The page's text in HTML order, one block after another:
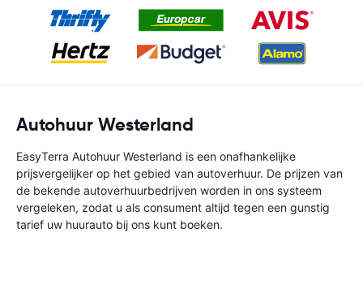
Autohuur Westerland
EasyTerra Autohuur Westerland is een onafhankelijke
prijsvergelijker op het gebied van autoverhuur. De prijzen van
de bekende autoverhuurbedrijven worden in ons systeem
vergeleken, zodat u als consument altijd tegen een gunstig
tarief uw huurauto bij ons kunt boeken.